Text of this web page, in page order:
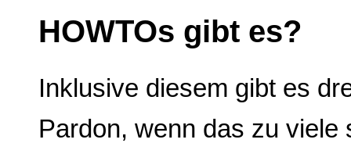
HOWTOs gibt es?
Inklusive diesem gibt es
Pardon, wenn das zu viele